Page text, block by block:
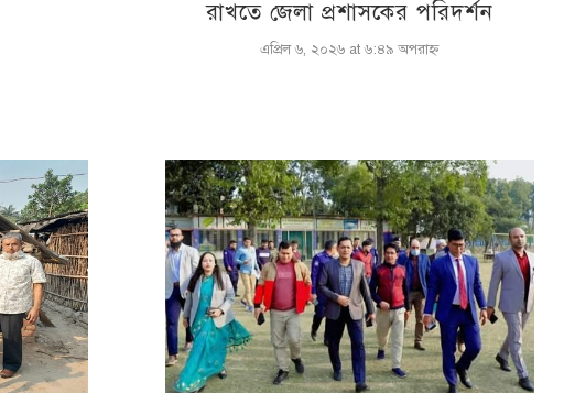
রাখতে জেলা প্রশাসকের পরিদর্শন
এপ্রিল ৬, ২০২৬ at ৬:৪৯ অপরাহ্ণ